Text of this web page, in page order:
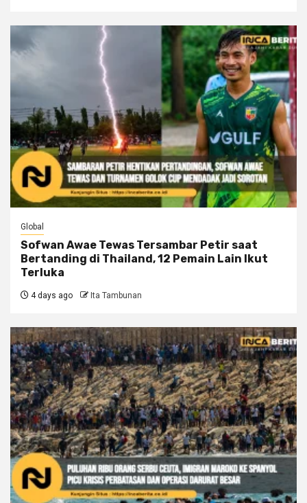
Global
Sofwan Awae Tewas Tersambar Petir saat
Bertanding di Thailand, 12 Pemain Lain Ikut
Terluka
4 days ago Ita Tambunan